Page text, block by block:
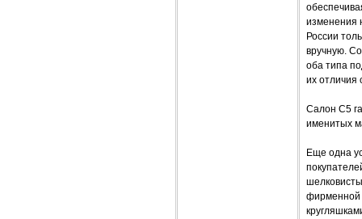
изменения
России
вручную.
оба типа
их отличия
Салон С5
именитых
Еще одна
фирменной